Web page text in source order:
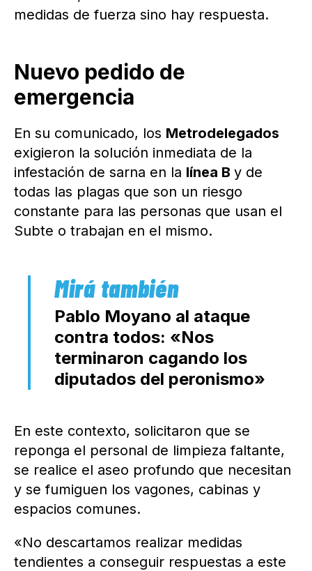
medidas de fuerza sino hay respuesta.
Nuevo pedido de
emergencia
En su comunicado, los Metrodelegados
exigieron la solución inmediata de la
infestación de sarna en la línea B y de
todas las plagas que son un riesgo
constante para las personas que usan el
Subte o trabajan en el mismo.
Pablo Moyano al ataque
contra todos: «Nos
terminaron cagando los
diputados del peronismo»
En este contexto, solicitaron que se
reponga el personal de limpieza faltante,
se realice el aseo profundo que necesitan
y se fumiguen los vagones, cabinas y
espacios comunes.
«No descartamos realizar medidas
tendientes a conseguir respuestas a este